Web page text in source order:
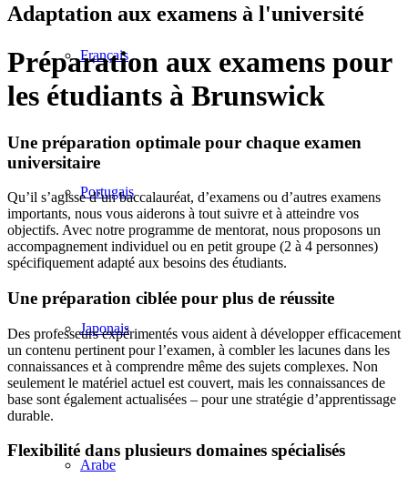
Français
Portugais
Japonais
Arabe
Adaptation aux examens à l'université
Préparation aux examens pour
les étudiants à Brunswick
Une préparation optimale pour chaque examen
universitaire
Qu’il s’agisse d’un baccalauréat, d’examens ou d’autres examens
importants, nous vous aiderons à tout suivre et à atteindre vos
objectifs. Avec notre programme de mentorat, nous proposons un
accompagnement individuel ou en petit groupe (2 à 4 personnes)
spécifiquement adapté aux besoins des étudiants.
Une préparation ciblée pour plus de réussite
Des professeurs expérimentés vous aident à développer efficacement
un contenu pertinent pour l’examen, à combler les lacunes dans les
connaissances et à comprendre même des sujets complexes. Non
seulement le matériel actuel est couvert, mais les connaissances de
base sont également actualisées – pour une stratégie d’apprentissage
durable.
Flexibilité dans plusieurs domaines spécialisés